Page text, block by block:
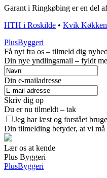
Garant i Ringkøbing er en del
HTH i Roskilde • Kvik
PlusByggeri
Få nyt fra os – tilmeld dig
Din nye yndlingsmail – fyldt
Din e-mailadresse
Skriv dig op
Du er nu tilmeldt – tak
Jeg har læst og forstået
Din tilmelding betyder, at vi må
Lær os at kende
Plus Byggeri
PlusByggeri